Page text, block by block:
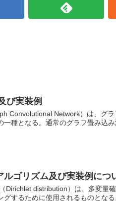
び実装例
Convolutional Network）は、グ
種となる。通常のグラフ畳み込み
ゴリズム及び実装例につ
Dirichlet distribution）は、多変量
グするために使用されるものとな